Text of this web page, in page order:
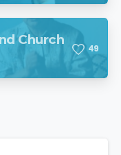
Church
49